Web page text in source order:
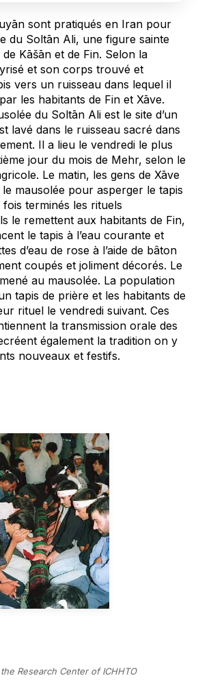
sont pratiqués en Iran pour
du Soltān Ali, une figure sainte
Kāšān et de Fin. Selon la
et son corps trouvé et
vers un ruisseau dans lequel il
les habitants de Fin et Xāve.
du Soltān Ali est le site d’un
lavé dans le ruisseau sacré dans
Il a lieu le vendredi le plus
jour du mois de Mehr, selon le
Le matin, les gens de Xāve
mausolée pour asperger le tapis
fois terminés les rituels
le remettent aux habitants de Fin,
le tapis à l’eau courante et
d’eau de rose à l’aide de bâton
coupés et joliment décorés. Le
au mausolée. La population
tapis de prière et les habitants de
rituel le vendredi suivant. Ces
la transmission orale des
également la tradition on y
nouveaux et festifs.
Research Center of ICHHTO